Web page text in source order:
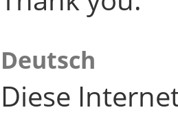
Deutsch
Diese